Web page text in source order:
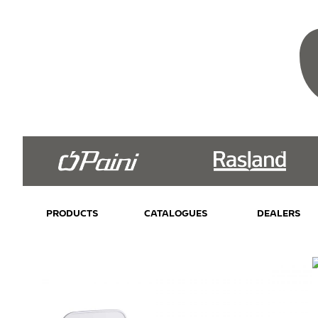
PRODUCTS CATALOGUES DEALERS